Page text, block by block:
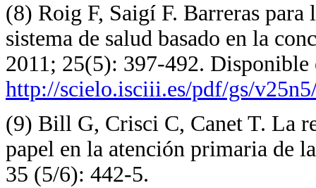
(8) Roig F, Saigí F. Barreras
sistema de salud basado en la
2011; 25(5): 397-492. Disponible
http://scielo.isciii.es/pdf/gs/
(9) Bill G, Crisci C, Canet T. La
papel en la atención primaria de
35 (5/6): 442-5.